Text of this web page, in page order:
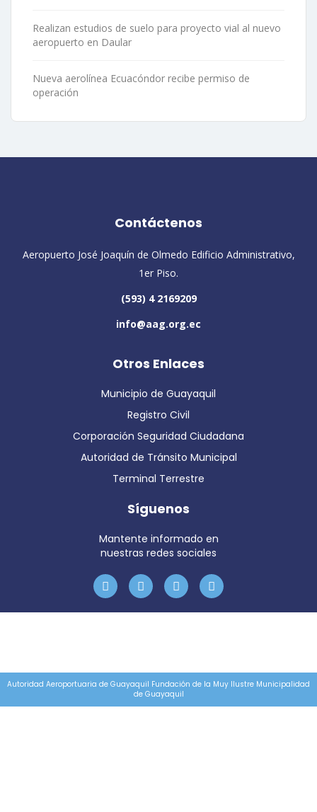
Realizan estudios de suelo para proyecto vial al nuevo
aeropuerto en Daular
Nueva aerolínea Ecuacóndor recibe permiso de
operación
Contáctenos
Aeropuerto José Joaquín de Olmedo Edificio Administrativo,
1er Piso.
(593) 4 2169209
info@aag.org.ec
Otros Enlaces
Municipio de Guayaquil
Registro Civil
Corporación Seguridad Ciudadana
Autoridad de Tránsito Municipal
Terminal Terrestre
Síguenos
Mantente informado en
nuestras redes sociales
Autoridad Aeroportuaria de Guayaquil Fundación de la Muy Ilustre Municipalidad
de Guayaquil